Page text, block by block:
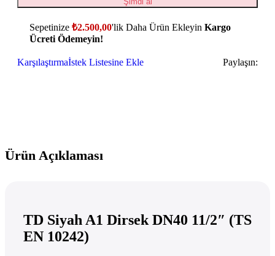
Sepetinize ₺2.500,00'lik Daha Ürün Ekleyin Kargo
Ücreti Ödemeyin!
Karşılaştırmaİstek Listesine Ekle Paylaşın:
Ürün Açıklaması
TD Siyah A1 Dirsek DN40 11/2″ (TS
EN 10242)